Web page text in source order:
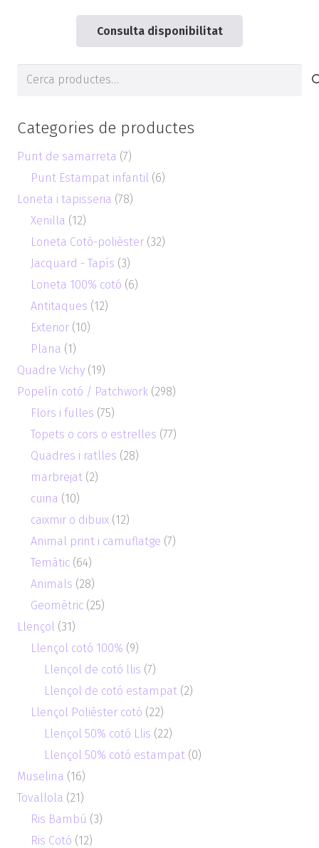
Consulta disponibilitat
Cerca
Categories de productes
Punt de samarreta (7)
Punt Estampat infantil (6)
Loneta i tapisseria (78)
Xenilla (12)
Loneta Cotó-polièster (32)
Jacquard - Tapís (3)
Loneta 100% cotó (6)
Antitaques (12)
Exterior (10)
Plana (1)
Quadre Vichy (19)
Popelín cotó / Patchwork (298)
Flors i fulles (75)
Topets o cors o estrelles (77)
Quadres i ratlles (28)
marbrejat (2)
cuina (10)
caixmir o dibuix (12)
Animal print i camuflatge (7)
Temàtic (64)
Animals (28)
Geomètric (25)
Llençol (31)
Llençol cotó 100% (9)
Llençol de cotó llis (7)
Llençol de cotó estampat (2)
Llençol Polièster cotó (22)
Llençol 50% cotó Llis (22)
Llençol 50% cotó estampat (0)
Muselina (16)
Tovallola (21)
Ris Bambú (3)
Ris Cotó (12)